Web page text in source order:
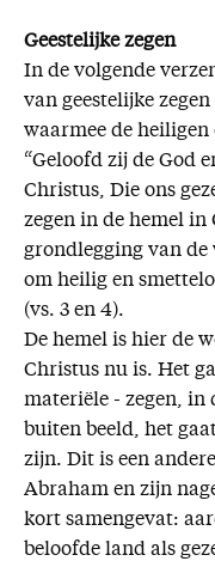
Geestelijke zegen
In de volgende
van geestelijke
waarmee de heiligen
“Geloofd zij de God
Christus, Die ons
zegen in de hemel
grondlegging van
om heilig en
(vs. 3 en 4).
De hemel is hier de
Christus nu is. Het
materiële - zegen, in
buiten beeld, het
zijn. Dit is een
Abraham en zijn
kort samengevat:
beloofde land als